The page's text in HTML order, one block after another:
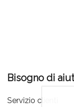
Bisogno di
Servizio clienti